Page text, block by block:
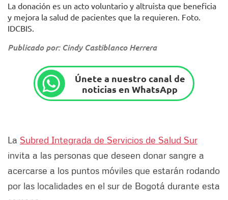
La donación es un acto voluntario y altruista que beneficia
y mejora la salud de pacientes que la requieren. Foto.
IDCBIS.
Publicado por: Cindy Castiblanco Herrera
Únete a nuestro canal de
noticias en WhatsApp
La Subred Integrada de Servicios de Salud Sur
invita a las personas que deseen donar sangre a
acercarse a los puntos móviles que estarán rodando
por las localidades en el sur de Bogotá durante esta